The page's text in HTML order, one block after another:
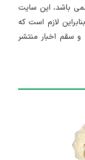
باشد، این سایت
لازم است که
سقم اخبار منتشر